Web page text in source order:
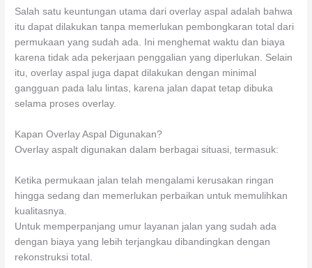
Salah satu keuntungan utama dari overlay aspal adalah bahwa
itu dapat dilakukan tanpa memerlukan pembongkaran total dari
permukaan yang sudah ada. Ini menghemat waktu dan biaya
karena tidak ada pekerjaan penggalian yang diperlukan. Selain
itu, overlay aspal juga dapat dilakukan dengan minimal
gangguan pada lalu lintas, karena jalan dapat tetap dibuka
selama proses overlay.
Kapan Overlay Aspal Digunakan?
Overlay aspalt digunakan dalam berbagai situasi, termasuk:
Ketika permukaan jalan telah mengalami kerusakan ringan
hingga sedang dan memerlukan perbaikan untuk memulihkan
kualitasnya.
Untuk memperpanjang umur layanan jalan yang sudah ada
dengan biaya yang lebih terjangkau dibandingkan dengan
rekonstruksi total.